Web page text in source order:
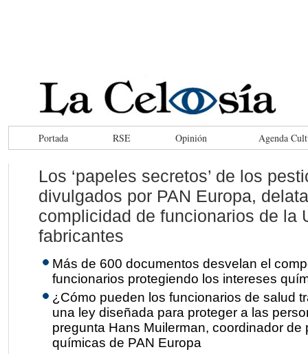
Portada RSE Opinión Agenda
Los ‘papeles secretos’ de los
divulgados por PAN Europa,
complicidad de funcionarios de la
fabricantes
Más de 600 documentos desvelan el
funcionarios protegiendo los intereses
¿Cómo pueden los funcionarios de salud
una ley diseñada para proteger a las
pregunta Hans Muilerman, coordinador de
químicas de PAN Europa